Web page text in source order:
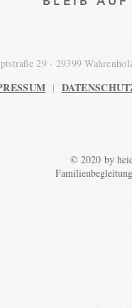
29 · 29399
|
© 2020 by